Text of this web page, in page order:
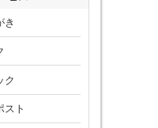
き
ク
スト